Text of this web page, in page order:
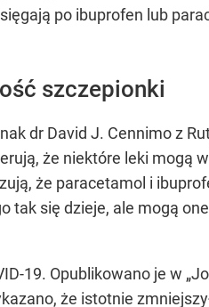
po ibuprofen lub
szczepionki
dr David J. Cennimo z
że niektóre leki mogą
że paracetamol i
się dzieje, ale mogą
19. Opublikowano je w
że istotnie